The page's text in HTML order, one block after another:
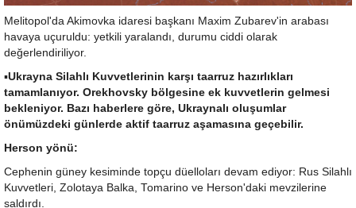
Melitopol'da Akimovka idaresi başkanı Maxim Zubarev'in arabası
havaya uçuruldu: yetkili yaralandı, durumu ciddi olarak
değerlendiriliyor.
▪️Ukrayna Silahlı Kuvvetlerinin karşı taarruz hazırlıkları
tamamlanıyor. Orekhovsky bölgesine ek kuvvetlerin gelmesi
bekleniyor. Bazı haberlere göre, Ukraynalı oluşumlar
önümüzdeki günlerde aktif taarruz aşamasına geçebilir.
Herson yönü:
Cephenin güney kesiminde topçu düelloları devam ediyor: Rus Silahlı
Kuvvetleri, Zolotaya Balka, Tomarino ve Herson'daki mevzilerine
saldırdı.